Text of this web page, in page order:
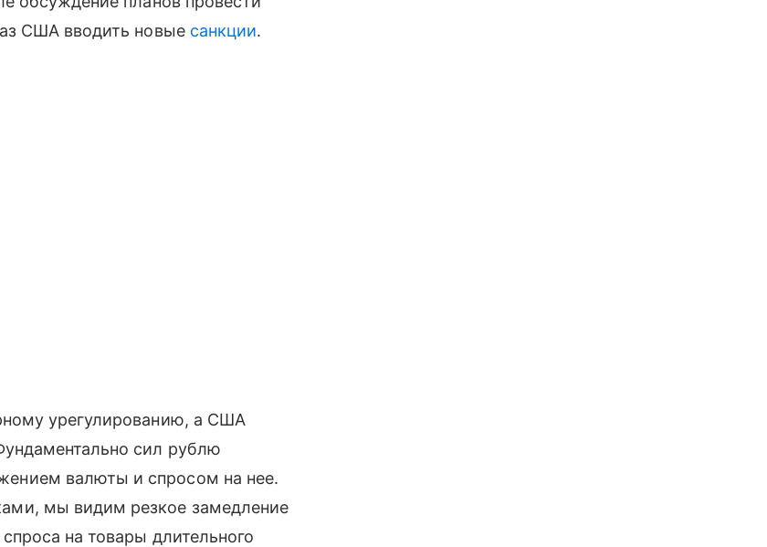
США вводить новые санкции.
урегулированию, а США
сил рублю
валюты и спросом на нее.
мы видим резкое замедление
на товары длительного